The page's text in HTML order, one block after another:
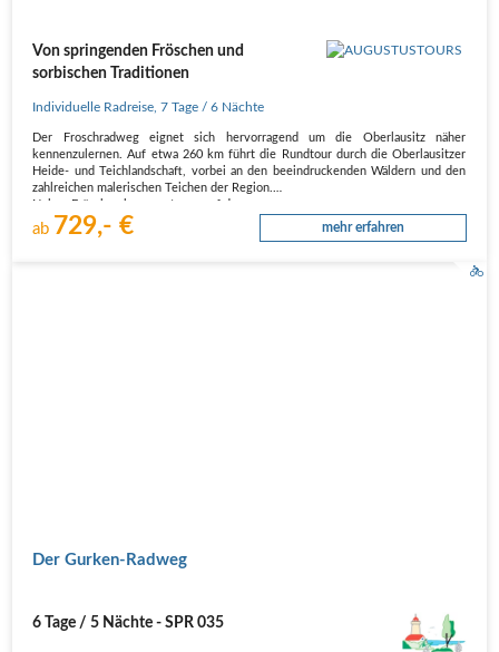
Von springenden Fröschen und
sorbischen Traditionen
Individuelle Radreise ,7 Tage / 6 Nächte
Der Froschradweg eignet sich hervorragend um die Oberlausitz näher
kennenzulernen. Auf etwa 260 km führt die Rundtour durch die Oberlausitzer
Heide- und Teichlandschaft, vorbei an den beeindruckenden Wäldern und den
zahlreichen malerischen Teichen der Region.
ab 729,- € mehr erfahren
Der Gurken-Radweg
6 Tage / 5 Nächte - SPR 035